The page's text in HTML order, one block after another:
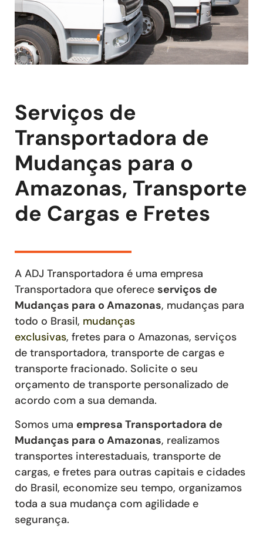
Serviços de
Transportadora de
Mudanças para o
Amazonas, Transporte
de Cargas e Fretes
A ADJ Transportadora é uma empresa
Transportadora que oferece serviços de
Mudanças para o Amazonas, mudanças para
todo o Brasil, mudanças
exclusivas, fretes para o Amazonas, serviços
de transportadora, transporte de cargas e
transporte fracionado. Solicite o seu
orçamento de transporte personalizado de
acordo com a sua demanda.
Somos uma empresa Transportadora de
Mudanças para o Amazonas, realizamos
transportes interestaduais, transporte de
cargas, e fretes para outras capitais e cidades
do Brasil, economize seu tempo, organizamos
toda a sua mudança com agilidade e
segurança.